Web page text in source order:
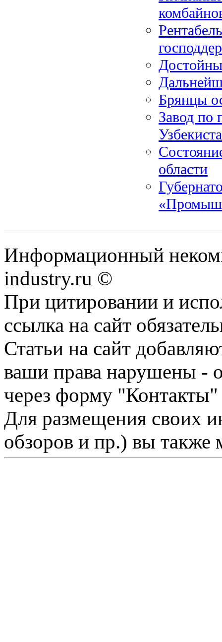
Брянцы
Завод по
области
Информационный
industry.ru ©
При цитировании и
ссылка на сайт
Статьи на сайт
ваши права нарушены -
через форму "Контакты"
Для размещения своих
обзоров и пр.) вы также